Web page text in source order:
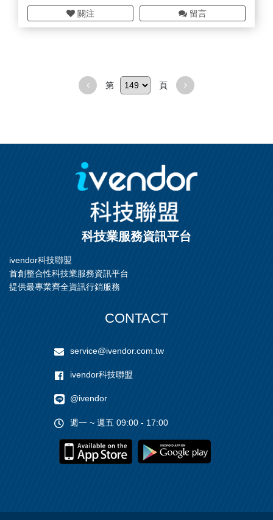
四、高低溫測試系統
旺矽科技專注於探針卡製造服務，以卓越的製造技術與講
求效率之服務能力致力於提供全球半導體廠商晶圓針測之
關注 留言
第 頁
科技業服務資訊平台
ivendor科技聯盟
首創整合性科技業服務資訊平台
提供最專業齊全資訊行銷服務
CONTACT
service@ivendor.com.tw
ivendor科技聯盟
@ivendor
週一 ~ 週五 09:00 - 17:00